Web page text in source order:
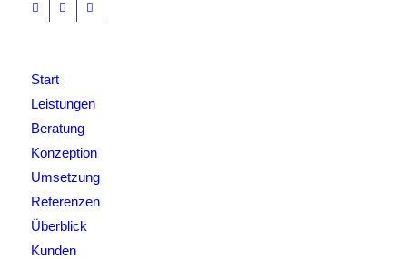
Start
Leistungen
Beratung
Konzeption
Umsetzung
Referenzen
Überblick
Kunden